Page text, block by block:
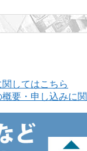
要・申し込みに